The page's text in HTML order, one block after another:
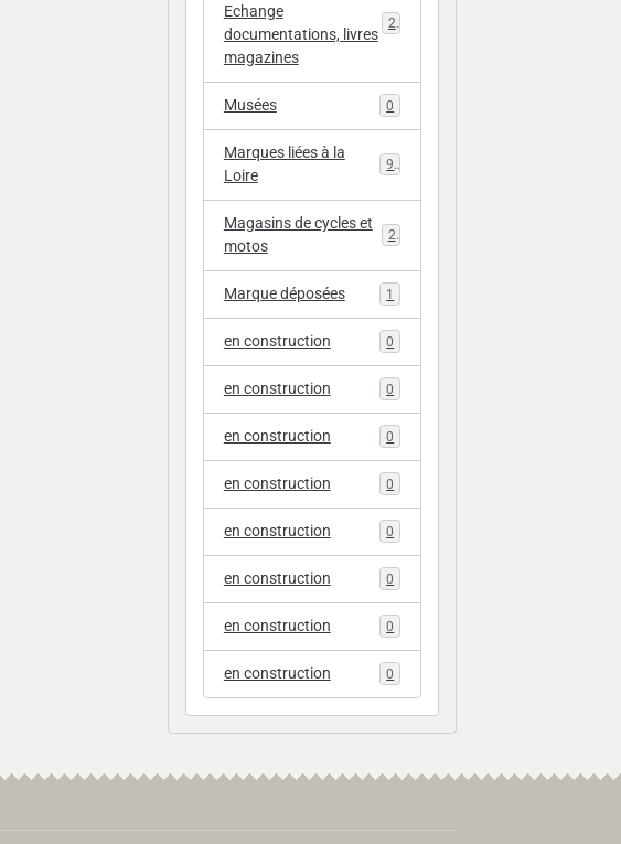
Echange
documentations, livres
magazines
20
Musées 0
Marques liées à la
Loire
9
Magasins de cycles et
motos
2
Marque déposées 1
en construction 0
en construction 0
en construction 0
en construction 0
en construction 0
en construction 0
en construction 0
en construction 0